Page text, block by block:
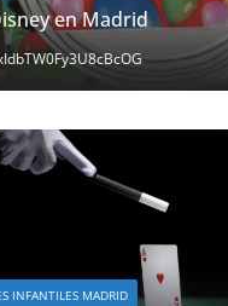
en Madrid
INFANTILES MADRID